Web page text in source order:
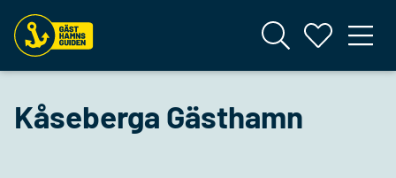
Kåseberga Gästhamn